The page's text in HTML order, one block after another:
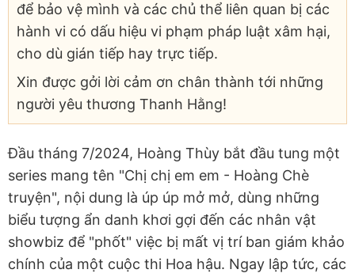
để bảo vệ mình và các chủ thể liên quan bị các
hành vi có dấu hiệu vi phạm pháp luật xâm hại,
cho dù gián tiếp hay trực tiếp.
Xin được gởi lời cảm ơn chân thành tới những
người yêu thương Thanh Hằng!
Đầu tháng 7/2024, Hoàng Thùy bắt đầu tung một
series mang tên "Chị chị em em - Hoàng Chè
truyện", nội dung là úp úp mở mở, dùng những
biểu tượng ẩn danh khơi gợi đến các nhân vật
showbiz để "phốt" việc bị mất vị trí ban giám khảo
chính của một cuộc thi Hoa hậu. Ngay lập tức, các